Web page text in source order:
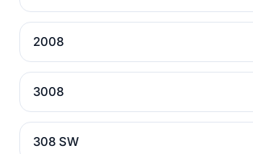
2008
3008
308 SW